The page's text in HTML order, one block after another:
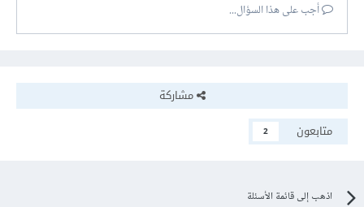
أجب على هذا السؤال...
مشاركة
متابعون
2
اذهب إلى قائمة الأسئلة